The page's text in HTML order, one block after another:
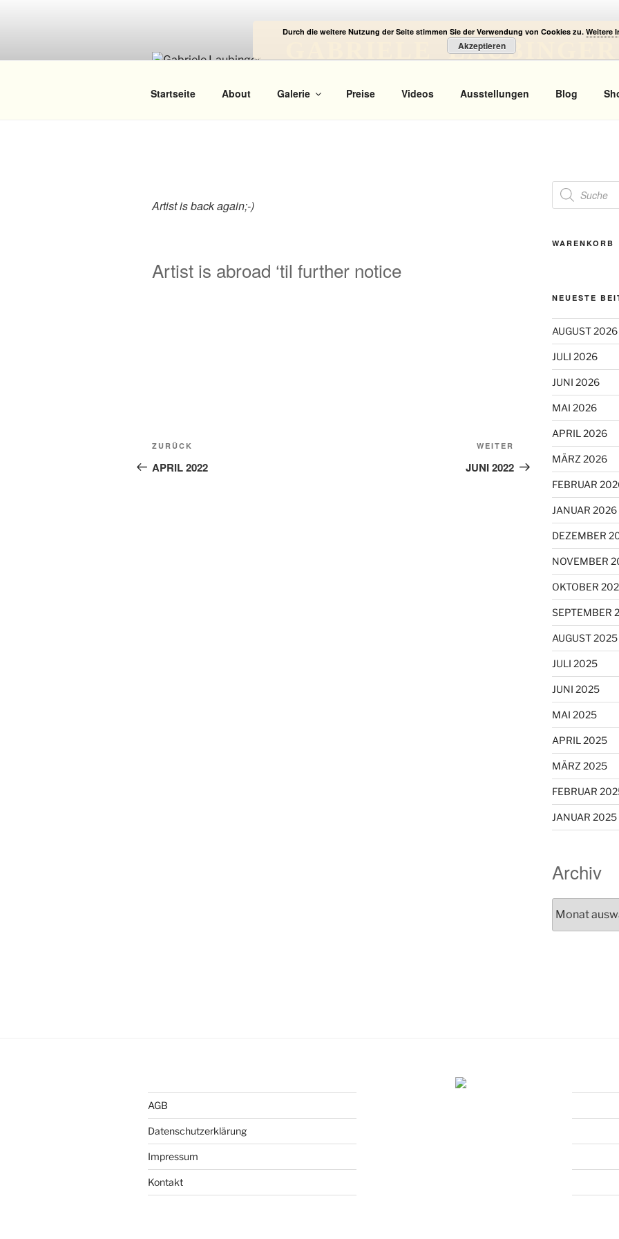
GABRIELE LAUBINGER
Startseite About Galerie Preise Videos Ausstellungen Blog
Artist is back again;-)
Artist is abroad ‘til further notice
Beitragsnavigation
Vorheriger
Beitrag
ZURÜCK
APRIL 2022
Nächster
Beitrag
WEITER
JUNI 2022
Products
search
WARENKORB
NEUESTE
AUGUST 2026
JULI 2026
JUNI 2026
MAI 2026
APRIL 2026
MÄRZ 2026
FEBRUAR
JANUAR 2026
DEZEMBER
NOVEMBER
OKTOBER
SEPTEMBER
AUGUST 2025
JULI 2025
JUNI 2025
MAI 2025
APRIL 2025
MÄRZ 2025
FEBRUAR
JANUAR 2025
Archiv
AGB
Datenschutzerklärung
Impressum
Kontakt
Durch die weitere Nutzung der Seite stimmen Sie der Verwendung von Cookies zu. Weitere
Akzeptieren